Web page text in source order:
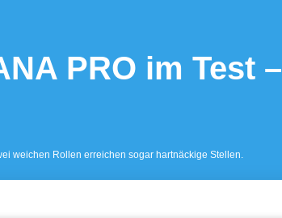
PRO im Test –
weichen Rollen erreichen sogar hartnäckige Stellen.